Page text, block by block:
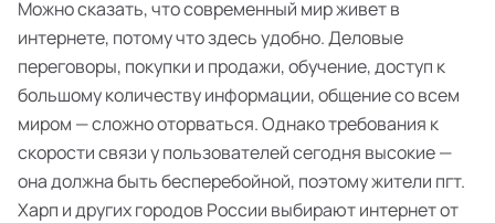
Можно сказать, что современный мир живет в
интернете, потому что здесь удобно. Деловые
переговоры, покупки и продажи, обучение, доступ к
большому количеству информации, общение со всем
миром — сложно оторваться. Однако требования к
скорости связи у пользователей сегодня высокие —
она должна быть бесперебойной, поэтому жители пгт.
Харп и других городов России выбирают интернет от